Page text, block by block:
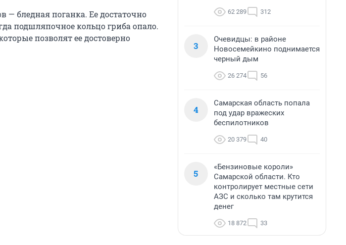
— бледная поганка. Ее достаточно
подшляпочное кольцо гриба опало.
позволят ее достоверно
62 289 312
3
Очевидцы: в районе
Новосемейкино поднимается
черный дым
26 274 56
4
Самарская область попала
под удар вражеских
беспилотников
20 379 40
5
«Бензиновые короли»
Самарской области. Кто
контролирует местные сети
АЗС и сколько там крутится
денег
18 872 33